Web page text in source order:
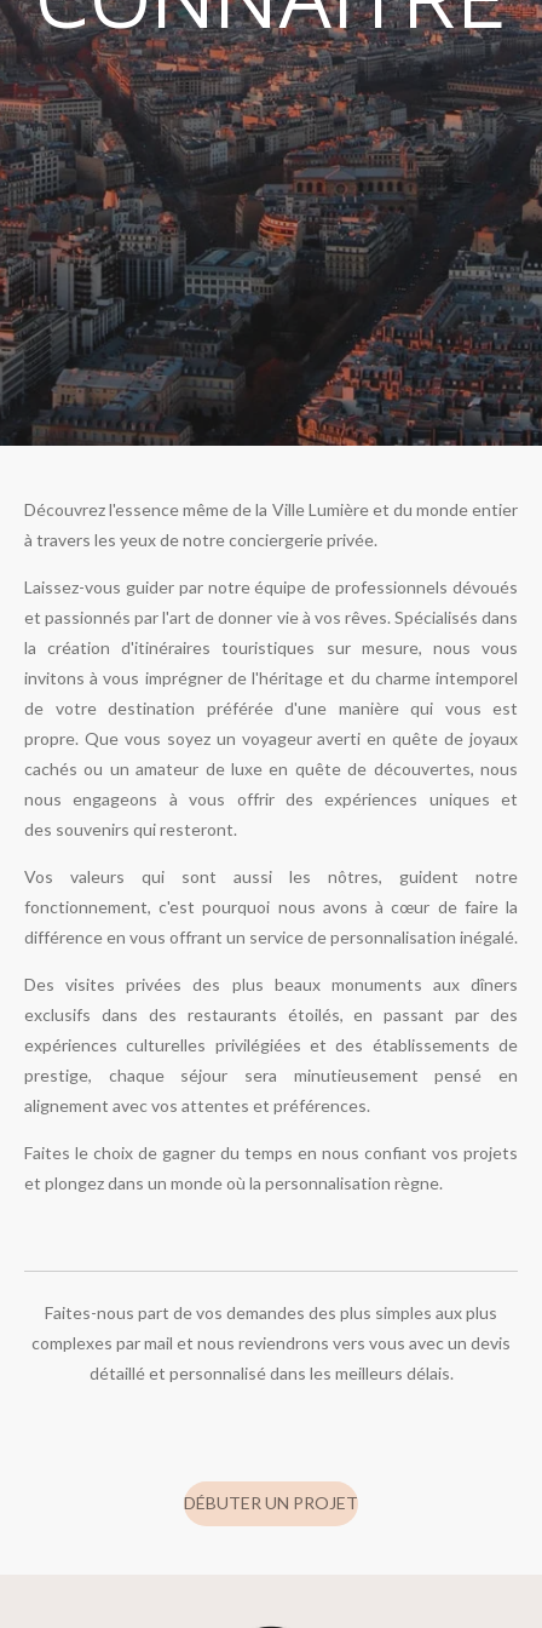
Découvrez l'essence même de la Ville Lumière et du monde entier
à travers les yeux de notre conciergerie privée.
Laissez-vous guider par notre équipe de professionnels dévoués
et passionnés par l'art de donner vie à vos rêves. Spécialisés dans
la création d'itinéraires touristiques sur mesure, nous vous
invitons à vous imprégner de l'héritage et du charme intemporel
de votre destination préférée d'une manière qui vous est
propre. Que vous soyez un voyageur averti en quête de joyaux
cachés ou un amateur de luxe en quête de découvertes, nous
nous engageons à vous offrir des expériences uniques et
des souvenirs qui resteront.
Vos valeurs qui sont aussi les nôtres, guident notre
fonctionnement, c'est pourquoi nous avons à cœur de faire la
différence en vous offrant un service de personnalisation inégalé.
Des visites privées des plus beaux monuments aux dîners
exclusifs dans des restaurants étoilés, en passant par des
expériences culturelles privilégiées et des établissements de
prestige, chaque séjour sera minutieusement pensé en
alignement avec vos attentes et préférences.
Faites le choix de gagner du temps en nous confiant vos projets
et plongez dans un monde où la personnalisation règne.
Faites-nous part de vos demandes des plus simples aux plus
complexes par mail et nous reviendrons vers vous avec un devis
détaillé et personnalisé dans les meilleurs délais.
DÉBUTER UN PROJET